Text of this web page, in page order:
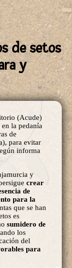
de setos
y
(Acude)
la pedanía
de
para evitar
informa
y
crear
de
para la
que se han
es
sumidero de
los
del
para